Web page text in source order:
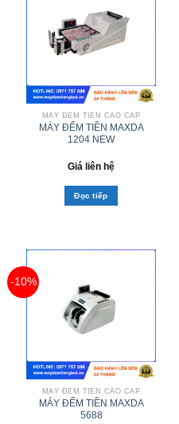
MÁY ĐẾM TIỀN CAO CẤP
MÁY ĐẾM TIỀN MAXDA
1204 NEW
Giá liên hệ
Đọc tiếp
-10%
MÁY ĐẾM TIỀN CAO CẤP
MÁY ĐẾM TIỀN MAXDA
5688